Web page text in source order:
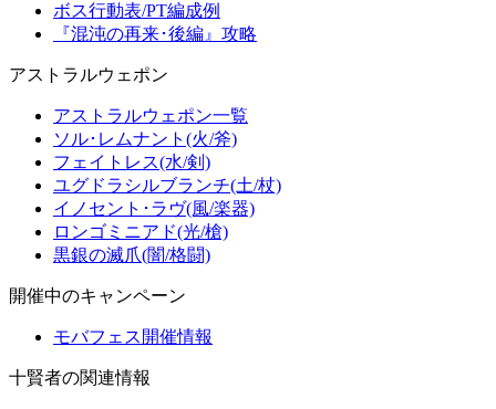
ボス行動表/PT編成例
『混沌の再来･後編』攻略
アストラルウェポン
アストラルウェポン一覧
ソル･レムナント(火/斧)
フェイトレス(水/剣)
ユグドラシルブランチ(土/杖)
イノセント･ラヴ(風/楽器)
ロンゴミニアド(光/槍)
黒銀の滅爪(闇/格闘)
開催中のキャンペーン
モバフェス開催情報
十賢者の関連情報